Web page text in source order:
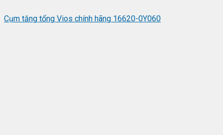
Cụm tăng tổng Vios chính hãng 16620-0Y060